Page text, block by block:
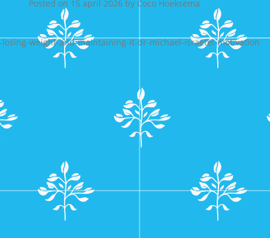
Posted on 15 april 2026by Coco Hoeksema
weight-and-maintaining-it-dr-michael-israetel-motivation